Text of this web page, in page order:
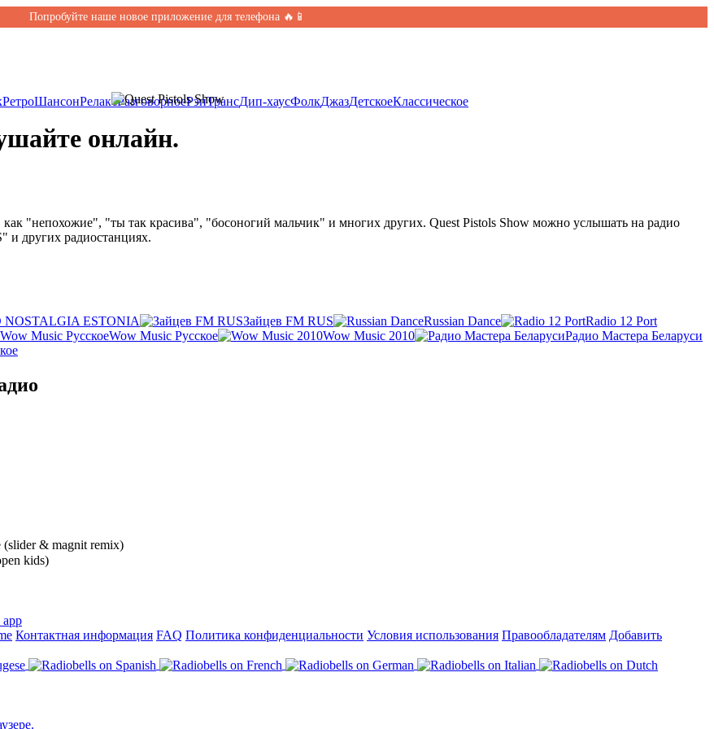
Попробуйте наше новое приложение для телефона 🔥📱
РетроШансонРелаксРазговорноеРэпТрансДип-хаусФолкДжазДетскоеКлассическое
онлайн.
"непохожие", "ты так красива", "босоногий мальчик" и многих других. Quest Pistols Show можно услышать на радио
других радиостанциях.
NOSTALGIA ESTONIA Зайцев FM RUS Russian Dance
Radio 12 Port
Wow Music Русское Wow Music 2010
Радио Мастера Беларуси
(slider & magnit remix)
kids)
Контактная информация FAQ Политика конфиденциальности Условия использования Правообладателям Добавить